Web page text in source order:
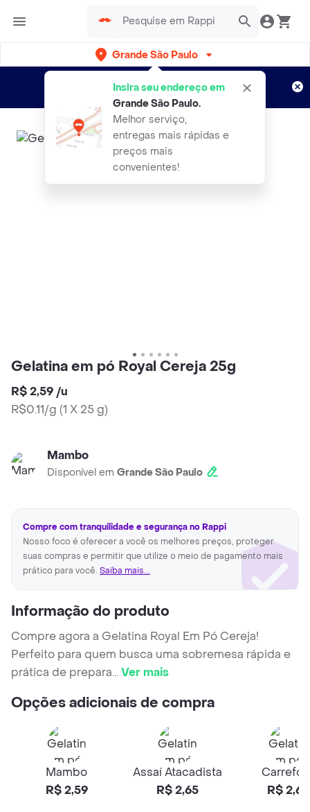
Grande São Paulo
Insira seu endereço em
Grande São Paulo.
Melhor serviço,
entregas mais rápidas e
preços mais
convenientes!
Entregas grátis por 15 dias!
Aplicam T&C
Gelatina em pó Royal Cereja 25g
R$ 2,59 /u
R$0.11/g (1 X 25 g)
Mambo
Disponível em Grande São Paulo
Compre com tranquilidade e segurança no Rappi
Nosso foco é oferecer a você os melhores preços, proteger
suas compras e permitir que utilize o meio de pagamento mais
prático para você. Saiba mais...
Informação do produto
Compre agora a Gelatina Royal Em Pó Cereja!
Perfeito para quem busca uma sobremesa rápida e
prática de prepara...Ver mais
Opções adicionais de compra
Mambo
R$ 2,59
Assaí Atacadista
R$ 2,65
R$ 2,65